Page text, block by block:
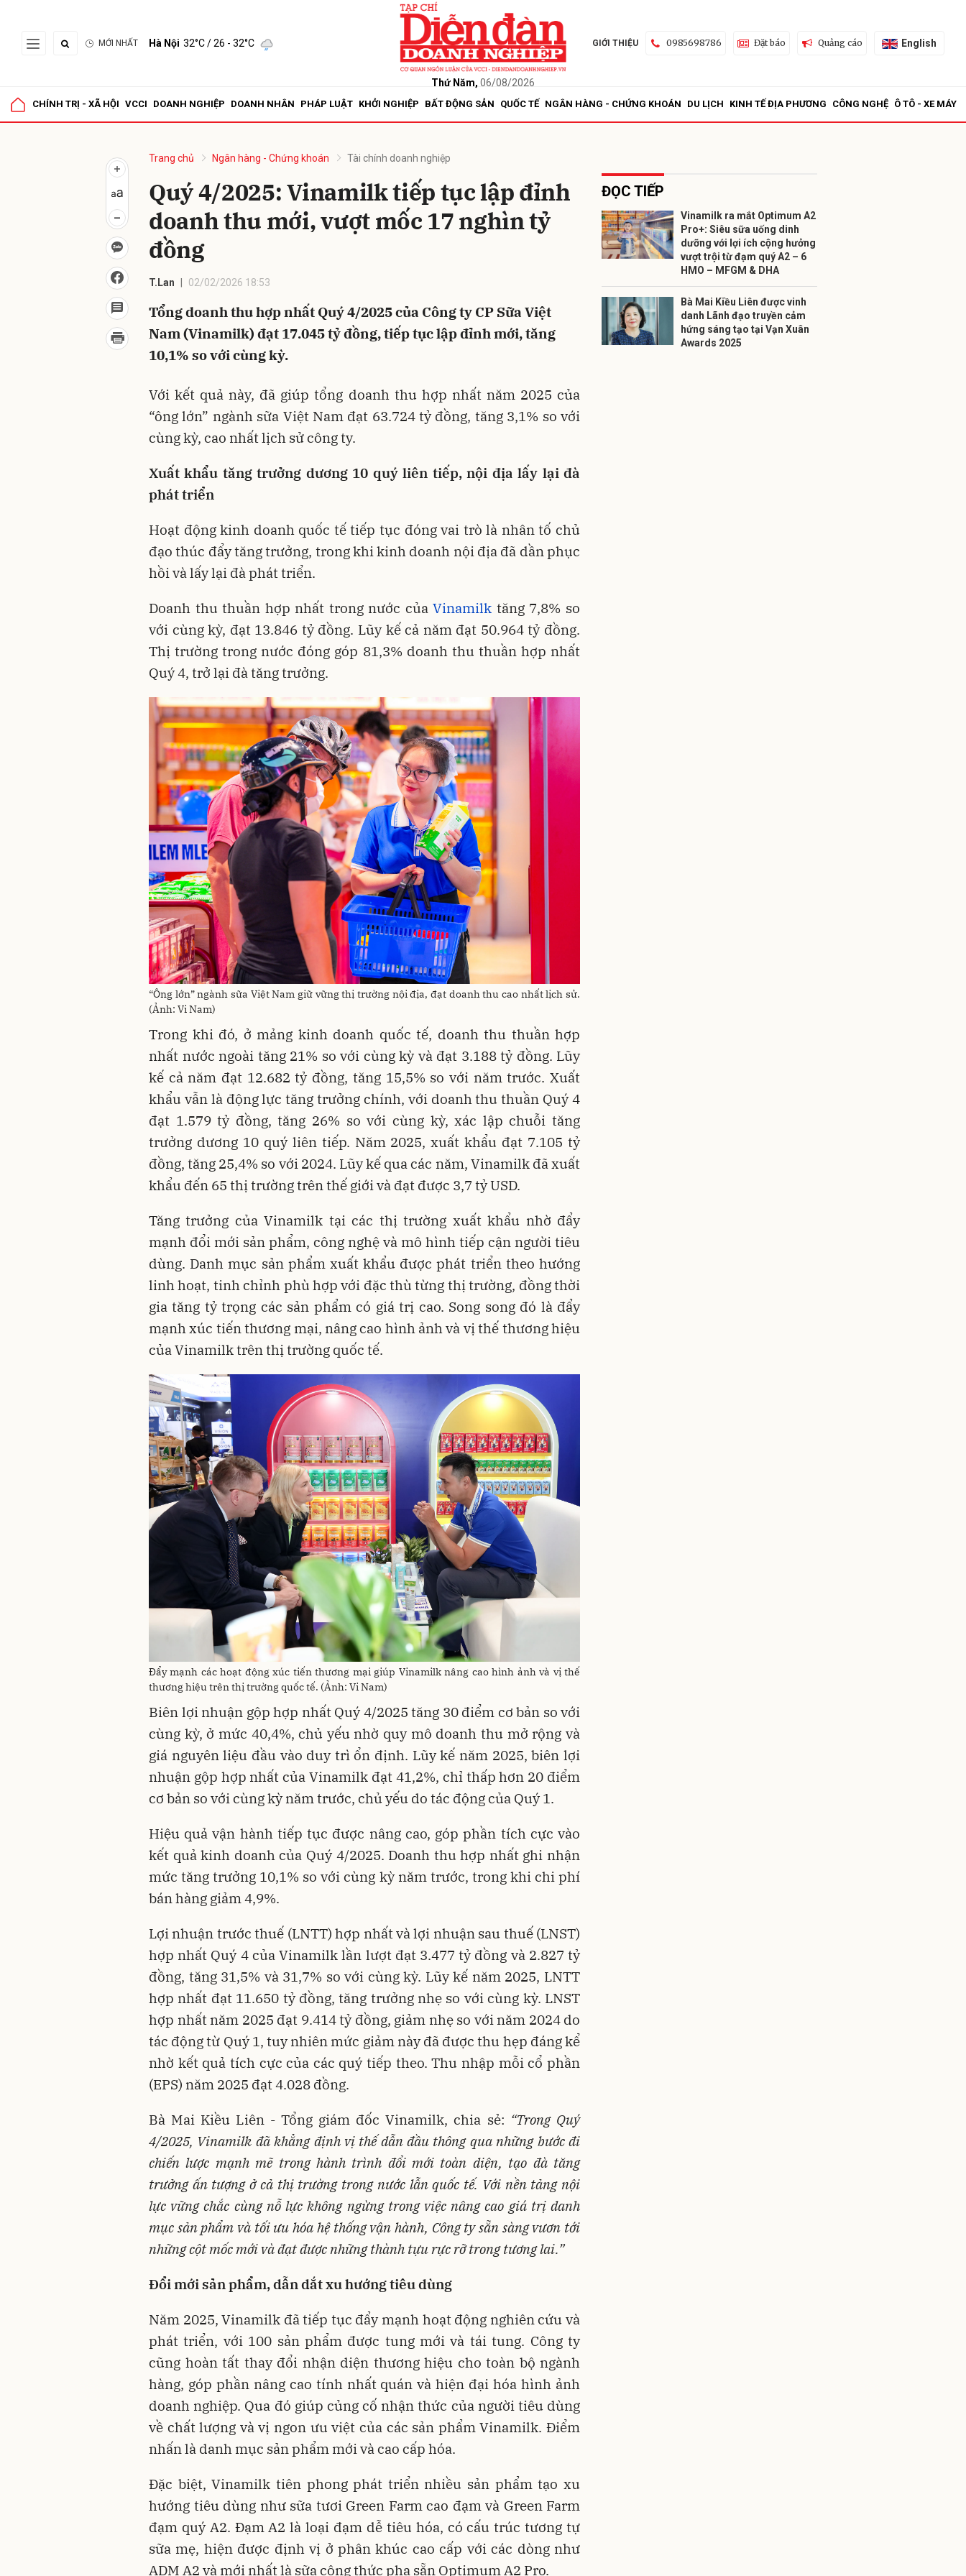
MỚI NHẤT Hà Nội 32°C/ 26 - 32°C
Thứ Năm, 06/08/2026
GIỚI THIỆU 0985698786 Đặt báo Quảng cáo English
CHÍNH TRỊ - XÃ HỘI VCCI DOANH NGHIỆP DOANH NHÂN PHÁP LUẬT KHỞI NGHIỆP BẤT ĐỘNG SẢN QUỐC TẾ NGÂN HÀNG - CHỨNG KHOÁN DU LỊCH KINH TẾ ĐỊA PHƯƠNG CÔNG NGHỆ Ô TÔ - XE MÁY
Trang chủ Ngân hàng - Chứng khoán Tài chính doanh nghiệp
Quý 4/2025: Vinamilk tiếp tục lập đỉnh
doanh thu mới, vượt mốc 17 nghìn tỷ
đồng
T.Lan 02/02/2026 18:53
Tổng doanh thu hợp nhất Quý 4/2025 của Công ty CP Sữa Việt
Nam (Vinamilk) đạt 17.045 tỷ đồng, tiếp tục lập đỉnh mới, tăng
10,1% so với cùng kỳ.
Với kết quả này, đã giúp tổng doanh thu hợp nhất năm 2025 của
“ông lớn” ngành sữa Việt Nam đạt 63.724 tỷ đồng, tăng 3,1% so với
cùng kỳ, cao nhất lịch sử công ty.
Xuất khẩu tăng trưởng dương 10 quý liên tiếp, nội địa lấy lại đà
phát triển
Hoạt động kinh doanh quốc tế tiếp tục đóng vai trò là nhân tố chủ
đạo thúc đẩy tăng trưởng, trong khi kinh doanh nội địa đã dần phục
hồi và lấy lại đà phát triển.
Doanh thu thuần hợp nhất trong nước củaVinamilk tăng 7,8% so
với cùng kỳ, đạt 13.846 tỷ đồng. Lũy kế cả năm đạt 50.964 tỷ đồng.
Thị trường trong nước đóng góp 81,3% doanh thu thuần hợp nhất
Quý 4, trở lại đà tăng trưởng.
“Ông lớn” ngành sữa Việt Nam giữ vững thị trường nội địa, đạt doanh thu cao nhất lịch sử.
(Ảnh: Vi Nam)
Trong khi đó, ở mảng kinh doanh quốc tế, doanh thu thuần hợp
nhất nước ngoài tăng 21% so với cùng kỳ và đạt 3.188 tỷ đồng. Lũy
kế cả năm đạt 12.682 tỷ đồng, tăng 15,5% so với năm trước. Xuất
khẩu vẫn là động lực tăng trưởng chính, với doanh thu thuần Quý 4
đạt 1.579 tỷ đồng, tăng 26% so với cùng kỳ, xác lập chuỗi tăng
trưởng dương 10 quý liên tiếp. Năm 2025, xuất khẩu đạt 7.105 tỷ
đồng, tăng 25,4% so với 2024. Lũy kế qua các năm, Vinamilk đã xuất
khẩu đến 65 thị trường trên thế giới và đạt được 3,7 tỷ USD.
Tăng trưởng của Vinamilk tại các thị trường xuất khẩu nhờ đẩy
mạnh đổi mới sản phẩm, công nghệ và mô hình tiếp cận người tiêu
dùng. Danh mục sản phẩm xuất khẩu được phát triển theo hướng
linh hoạt, tinh chỉnh phù hợp với đặc thù từng thị trường, đồng thời
gia tăng tỷ trọng các sản phẩm có giá trị cao. Song song đó là đẩy
mạnh xúc tiến thương mại, nâng cao hình ảnh và vị thế thương hiệu
của Vinamilk trên thị trường quốc tế.
Đẩy mạnh các hoạt động xúc tiến thương mại giúp Vinamilk nâng cao hình ảnh và vị thế
thương hiệu trên thị trường quốc tế. (Ảnh: Vi Nam)
Biên lợi nhuận gộp hợp nhất Quý 4/2025 tăng 30 điểm cơ bản so với
cùng kỳ, ở mức 40,4%, chủ yếu nhờ quy mô doanh thu mở rộng và
giá nguyên liệu đầu vào duy trì ổn định. Lũy kế năm 2025, biên lợi
nhuận gộp hợp nhất của Vinamilk đạt 41,2%, chỉ thấp hơn 20 điểm
cơ bản so với cùng kỳ năm trước, chủ yếu do tác động của Quý 1.
Hiệu quả vận hành tiếp tục được nâng cao, góp phần tích cực vào
kết quả kinh doanh của Quý 4/2025. Doanh thu hợp nhất ghi nhận
mức tăng trưởng 10,1% so với cùng kỳ năm trước, trong khi chi phí
bán hàng giảm 4,9%.
Lợi nhuận trước thuế (LNTT) hợp nhất và lợi nhuận sau thuế (LNST)
hợp nhất Quý 4 của Vinamilk lần lượt đạt 3.477 tỷ đồng và 2.827 tỷ
đồng, tăng 31,5% và 31,7% so với cùng kỳ. Lũy kế năm 2025, LNTT
hợp nhất đạt 11.650 tỷ đồng, tăng trưởng nhẹ so với cùng kỳ. LNST
hợp nhất năm 2025 đạt 9.414 tỷ đồng, giảm nhẹ so với năm 2024 do
tác động từ Quý 1, tuy nhiên mức giảm này đã được thu hẹp đáng kể
nhờ kết quả tích cực của các quý tiếp theo. Thu nhập mỗi cổ phần
(EPS) năm 2025 đạt 4.028 đồng.
Bà Mai Kiều Liên - Tổng giám đốc Vinamilk, chia sẻ: “Trong Quý
4/2025, Vinamilk đã khẳng định vị thế dẫn đầu thông qua những bước đi
chiến lược mạnh mẽ trong hành trình đổi mới toàn diện, tạo đà tăng
trưởng ấn tượng ở cả thị trường trong nước lẫn quốc tế. Với nền tảng nội
lực vững chắc cùng nỗ lực không ngừng trong việc nâng cao giá trị danh
mục sản phẩm và tối ưu hóa hệ thống vận hành, Công ty sẵn sàng vươn tới
những cột mốc mới và đạt được những thành tựu rực rỡ trong tương lai.”
Đổi mới sản phẩm, dẫn dắt xu hướng tiêu dùng
Năm 2025, Vinamilk đã tiếp tục đẩy mạnh hoạt động nghiên cứu và
phát triển, với 100 sản phẩm được tung mới và tái tung. Công ty
cũng hoàn tất thay đổi nhận diện thương hiệu cho toàn bộ ngành
hàng, góp phần nâng cao tính nhất quán và hiện đại hóa hình ảnh
doanh nghiệp. Qua đó giúp củng cố nhận thức của người tiêu dùng
về chất lượng và vị ngon ưu việt của các sản phẩm Vinamilk. Điểm
nhấn là danh mục sản phẩm mới và cao cấp hóa.
Đặc biệt, Vinamilk tiên phong phát triển nhiều sản phẩm tạo xu
hướng tiêu dùng như sữa tươi Green Farm cao đạm và Green Farm
đạm quý A2. Đạm A2 là loại đạm dễ tiêu hóa, có cấu trúc tương tự
sữa mẹ, hiện được định vị ở phân khúc cao cấp với các dòng như
ADM A2 và mới nhất là sữa công thức pha sẵn Optimum A2 Pro.
ĐỌC TIẾP
Vinamilk ra mắt Optimum A2
Pro+: Siêu sữa uống dinh
dưỡng với lợi ích cộng hưởng
vượt trội từ đạm quý A2 – 6
HMO – MFGM & DHA
Bà Mai Kiều Liên được vinh
danh Lãnh đạo truyền cảm
hứng sáng tạo tại Vạn Xuân
Awards 2025
Gửi